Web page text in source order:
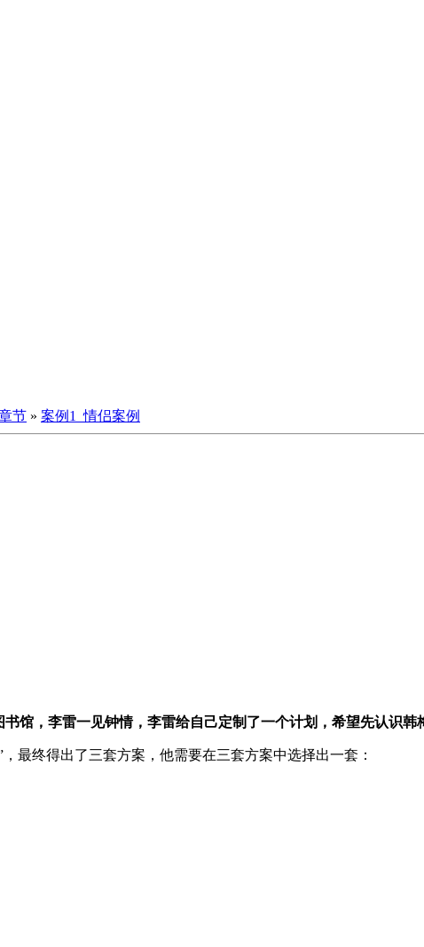
节 » 案例1_情侣案例
馆，李雷一见钟情，李雷给自己定制了一个计划，希望先认识韩
最终得出了三套方案，他需要在三套方案中选择出一套：